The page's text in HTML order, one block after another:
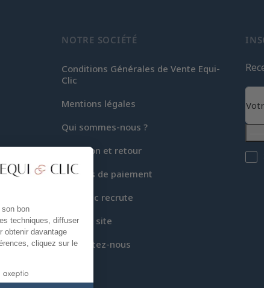
bon
techniques, diffuser
obtenir davantage
cliquez sur le
NOTRE SOCIÉTÉ
Conditions Générales de Vente Equi-
Clic
Mentions légales
Qui sommes-nous ?
Livraison et retour
Moyens de paiement
Equi-Clic recrute
Plan du site
Contactez-nous